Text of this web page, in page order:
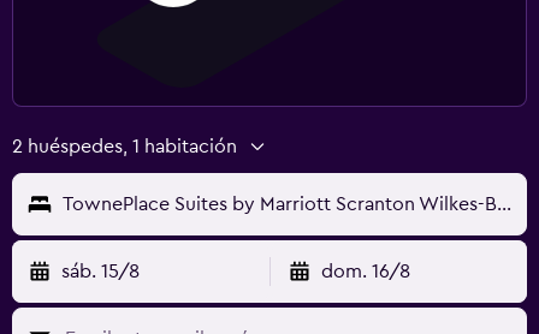
2 huéspedes, 1 habitación
TownePlace Suites by Marriott Scranton Wilkes-Barre
sáb. 15/8 dom. 16/8